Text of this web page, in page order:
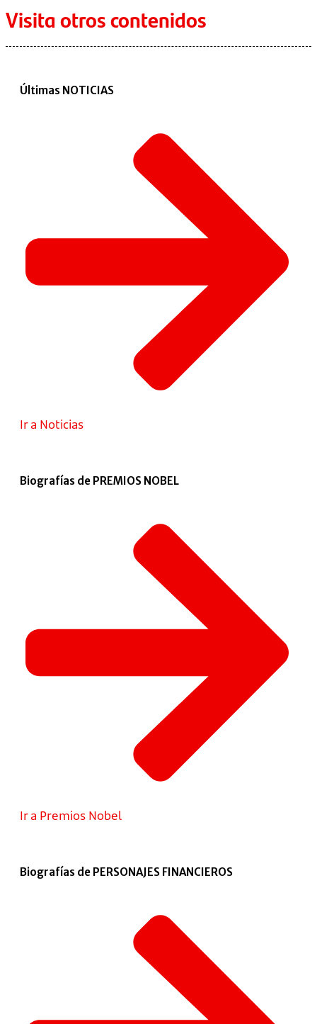
Visita otros contenidos
Últimas NOTICIAS
Ir a Noticias
Biografías de PREMIOS NOBEL
Ir a Premios Nobel
Biografías de PERSONAJES FINANCIEROS